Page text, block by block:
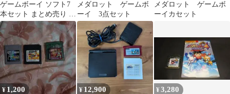
ゲームボーイ ソフト7
本セット まとめ売り ポ
ケモン 緑 赤 メダロッ
ト 他
メダロット ゲームボ
ーイ 3点セット
メダロット ゲームボ
ーイカセット
¥ 1,200 ¥ 12,900 ¥3,280